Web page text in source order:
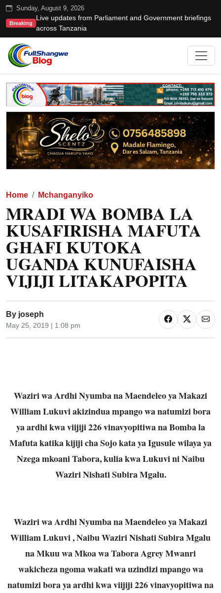
Sunday, August 9, 2026
Breaking
Live updates from Parliament and Government briefings
across Tanzania
Home Mchanganyiko
MRADI WA BOMBA LA
KUSAFIRISHA MAFUTA
GHAFI KUTOKA
UGANDA KUNUFAISHA
VIJIJI LITAKAPOPITA
By joseph
May 25, 2019 | 1:08 pm
Waziri wa Ardhi Nyumba na Maendeleo ya Makazi
William Lukuvi akizindua mpango wa natumizi bora
ya ardhi kwa viijiji 226 vinavyopitiwa na Bomba la
Mafuta katika kijiji cha Sojo kata ya Igusule wilaya ya
Nzega mkoani Tabora, kulia kwa Lukuvi ni Naibu
Waziri Nishati Subira Mgalu.
Waziri wa Ardhi Nyumba na Maendeleo ya Makazi
William Lukuvi , Naibu Waziri Nishati Subira Mgalu
na Mkuu wa Mkoa wa Tabora Agrey Mwanri
wakicheza ngoma wakati wa uzindizi mpango wa
natumizi bora ya ardhi kwa viijiji 226 vinavyopitiwa na